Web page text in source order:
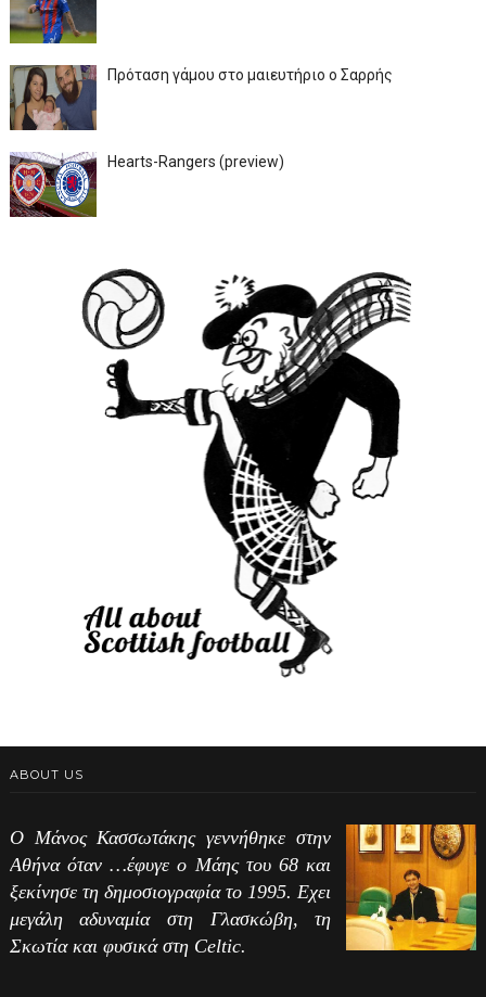
Πρόταση γάμου στο μαιευτήριο ο Σαρρής
Hearts-Rangers (preview)
ABOUT US
Ο Μάνος Κασσωτάκης γεννήθηκε στην
Αθήνα όταν …έφυγε ο Μάης του 68 και
ξεκίνησε τη δημοσιογραφία το 1995. Εχει
μεγάλη αδυναμία στη Γλασκώβη, τη
Σκωτία και φυσικά στη Celtic.